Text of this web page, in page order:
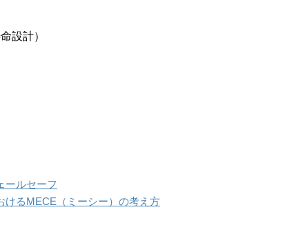
設計）
ルセーフ
けるMECE（ミーシー）の考え方